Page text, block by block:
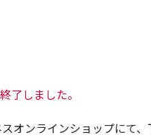
了しました。
オンラインショップにて、